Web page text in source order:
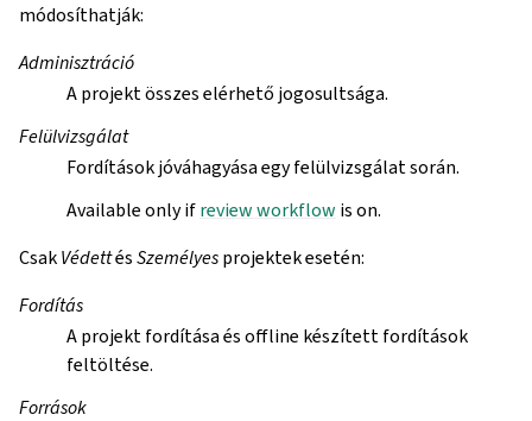
módosíthatják:
Adminisztráció
A projekt összes elérhető jogosultsága.
Felülvizsgálat
Fordítások jóváhagyása egy felülvizsgálat során.
Available only ifreview workflow is on.
CsakVédettésSzemélyesprojektek esetén:
Fordítás
A projekt fordítása és offline készített fordítások
feltöltése.
Források